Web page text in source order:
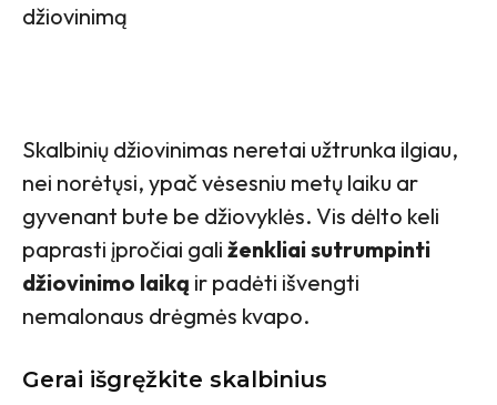
džiovinimą
Skalbinių džiovinimas neretai užtrunka ilgiau,
nei norėtųsi, ypač vėsesniu metų laiku ar
gyvenant bute be džiovyklės. Vis dėlto keli
paprasti įpročiai gali ženkliai sutrumpinti
džiovinimo laiką ir padėti išvengti
nemalonaus drėgmės kvapo.
Gerai išgręžkite skalbinius